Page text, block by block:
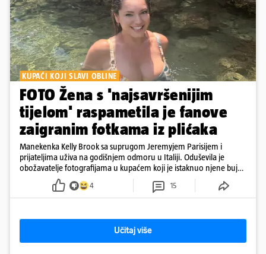
KUPAĆI KOJI SLAVI OBLINE
FOTO Žena s 'najsavršenijim
tijelom' raspametila je fanove
zaigranim fotkama iz plićaka
Manekenka Kelly Brook sa suprugom Jeremyjem Parisijem i
prijateljima uživa na godišnjem odmoru u Italiji. Oduševila je
obožavatelje fotografijama u kupaćem koji je istaknuo njene bujne
4 15
Učitaj više